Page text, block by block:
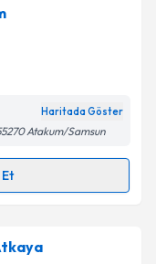
takvimi
almanız
ile
ilişkinAydınlatma
Haritada Göster
Atakum/Samsun
takvimi talebi